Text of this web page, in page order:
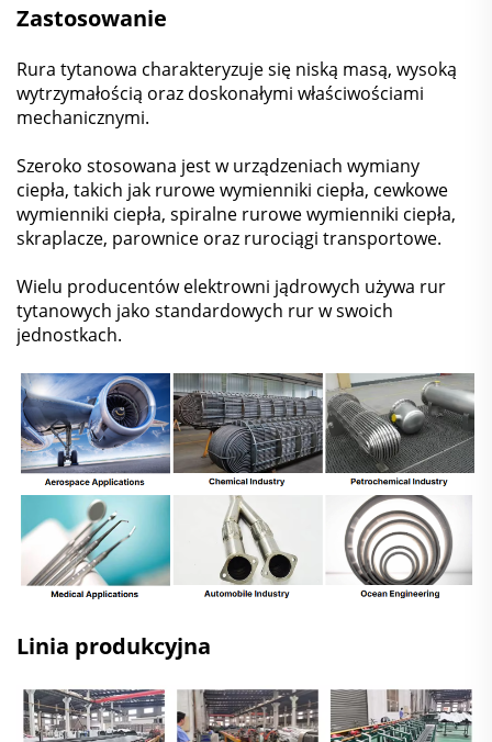
Zastosowanie
Rura tytanowa charakteryzuje się niską masą, wysoką
wytrzymałością oraz doskonałymi właściwościami
mechanicznymi.
Szeroko stosowana jest w urządzeniach wymiany
ciepła, takich jak rurowe wymienniki ciepła, cewkowe
wymienniki ciepła, spiralne rurowe wymienniki ciepła,
skraplacze, parownice oraz rurociągi transportowe.
Wielu producentów elektrowni jądrowych używa rur
tytanowych jako standardowych rur w swoich
jednostkach.
Linia produkcyjna